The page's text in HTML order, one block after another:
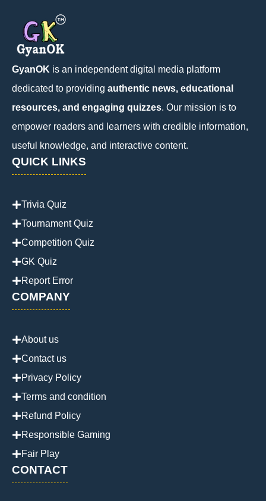
GyanOK is an independent digital media platform
dedicated to providing authentic news, educational
resources, and engaging quizzes. Our mission is to
empower readers and learners with credible information,
useful knowledge, and interactive content.
QUICK LINKS
Trivia Quiz
Tournament Quiz
Competition Quiz
GK Quiz
Report Error
COMPANY
About us
Contact us
Privacy Policy
Terms and condition
Refund Policy
Responsible Gaming
Fair Play
CONTACT